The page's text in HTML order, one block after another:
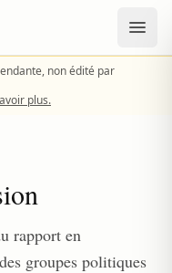
non édité par
plus.
rapport en
groupes politiques